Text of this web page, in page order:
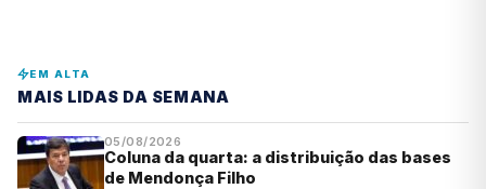
EM ALTA
MAIS LIDAS DA SEMANA
05/08/2026
Coluna da quarta: a distribuição das bases
de Mendonça Filho